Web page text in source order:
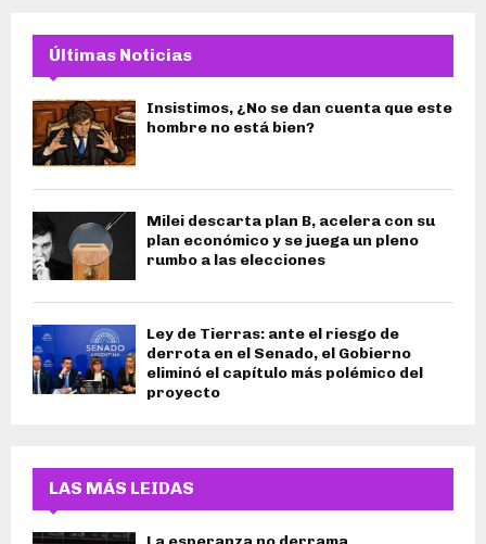
Últimas Noticias
Insistimos, ¿No se dan cuenta que este
hombre no está bien?
Milei descarta plan B, acelera con su
plan económico y se juega un pleno
rumbo a las elecciones
Ley de Tierras: ante el riesgo de
derrota en el Senado, el Gobierno
eliminó el capítulo más polémico del
proyecto
LAS MÁS LEIDAS